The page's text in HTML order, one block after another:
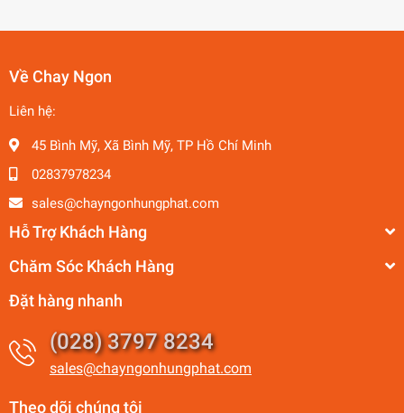
Về Chay Ngon
Liên hệ:
45 Bình Mỹ, Xã Bình Mỹ, TP Hồ Chí Minh
02837978234
sales@chayngonhungphat.com
Hỗ Trợ Khách Hàng
Chăm Sóc Khách Hàng
Đặt hàng nhanh
(028) 3797 8234
sales@chayngonhungphat.com
Theo dõi chúng tôi